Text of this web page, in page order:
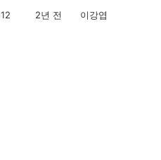
12 2년 전 이강엽